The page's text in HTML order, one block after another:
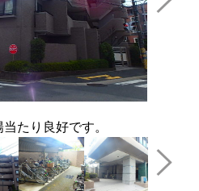
たり良好です。